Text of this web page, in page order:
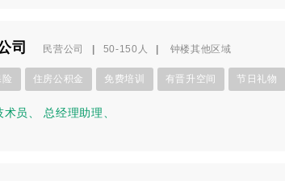
司 民营公司 50-150人 钟楼其他区域
住房公积金 免费培训 有晋升空间 节日礼物
术员 总经理助理